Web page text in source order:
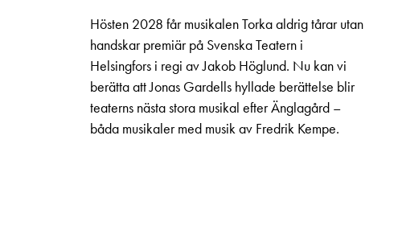
Hösten 2028 får musikalen Torka aldrig tårar utan
handskar premiär på Svenska Teatern i
Helsingfors i regi av Jakob Höglund. Nu kan vi
berätta att Jonas Gardells hyllade berättelse blir
teaterns nästa stora musikal efter Änglagård –
båda musikaler med musik av Fredrik Kempe.